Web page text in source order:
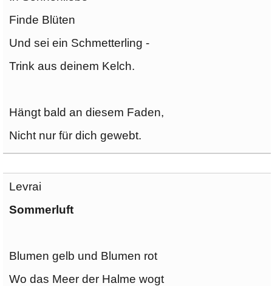
Finde Blüten
Und sei ein Schmetterling -
Trink aus deinem Kelch.
Hängt bald an diesem Faden,
Nicht nur für dich gewebt.
Levrai
Sommerluft
Blumen gelb und Blumen rot
Wo das Meer der Halme wogt